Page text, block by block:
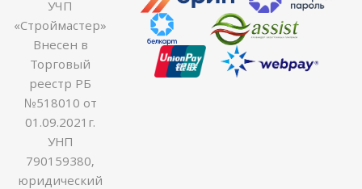
УЧП
«Строймастер»
Внесен в
Торговый
реестр РБ
№518010 от
01.09.2021г.
УНП
790159380,
юридический